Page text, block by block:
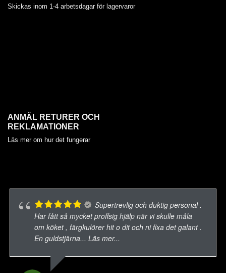
Skickas inom 1-4 arbetsdagar för lagervaror
ANMÄL RETURER OCH
REKLAMATIONER
Läs mer om hur det fungerar
Supertrevlig och duktig personal .
Har fått så mycket proffsig hjälp när vi skulle måla
om köket , färgkulörer hit o dit och ni fixa det galant .
En guldstjärna... Läs mer...